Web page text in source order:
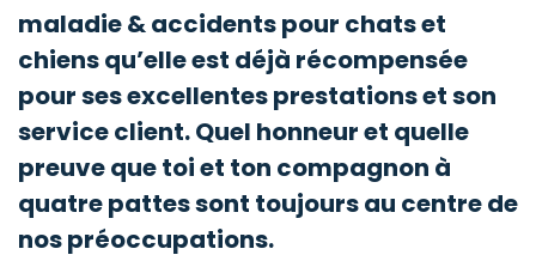
maladie & accidents pour chats et
chiens qu’elle est déjà récompensée
pour ses excellentes prestations et son
service client. Quel honneur et quelle
preuve que toi et ton compagnon à
quatre pattes sont toujours au centre de
nos préoccupations.